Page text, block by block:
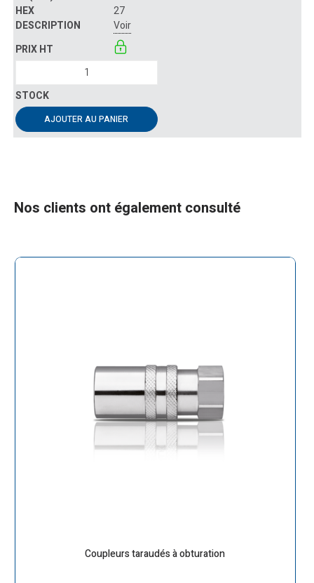
27
Voir
AJOUTER AU PANIER
Nos clients ont également consulté
Coupleurs taraudés à obturation